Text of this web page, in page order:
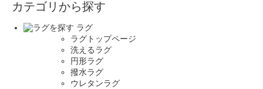
カテゴリから探す
ラグ
ラグトップページ
洗えるラグ
円形ラグ
撥水ラグ
ウレタンラグ